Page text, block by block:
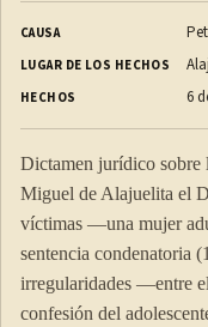
CAUSA
LUGAR DE LOS HECHOS
HECHOS 6
Dictamen jurídico sobre
Miguel de Alajuelita el
víctimas —una mujer
sentencia condenatoria
irregularidades —entre
confesión del